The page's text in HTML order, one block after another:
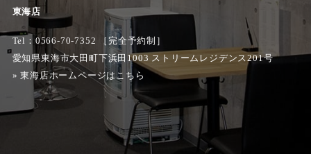
東海店
Tel：0566-70-7352 ［完全予約制］
愛知県東海市大田町下浜田1003 ストリームレジデンス201号
»東海店ホームページはこちら